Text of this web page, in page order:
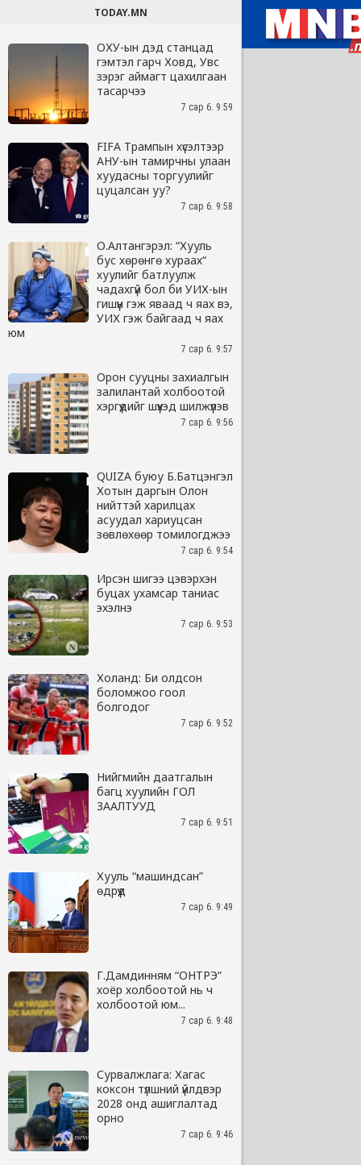
TODAY.MN
ОХУ-ын дэд станцад
гэмтэл гарч Ховд, Увс
зэрэг аймагт цахилгаан
тасарчээ
7 сар 6. 9:59
FIFA Трампын хүсэлтээр
АНУ-ын тамирчны улаан
хуудасны торгуулийг
цуцалсан уу?
7 сар 6. 9:58
О.Алтангэрэл: “Хууль
бус хөрөнгө хураах“
хуулийг батлуулж
чадахгүй бол би УИХ-ын
гишүүн гэж яваад ч яах вэ,
УИХ гэж байгаад ч яах
юм
7 сар 6. 9:57
Орон сууцны захиалгын
залилантай холбоотой
хэргүүдийг шүүхэд шилжүүлэв
7 сар 6. 9:56
QUIZA буюу Б.Батцэнгэл
Хотын даргын Олон
нийттэй харилцах
асуудал хариуцсан
зөвлөхөөр томилогджээ
7 сар 6. 9:54
Ирсэн шигээ цэвэрхэн
буцах ухамсар таниас
эхэлнэ
7 сар 6. 9:53
Холанд: Би олдсон
боломжоо гоол
болгодог
7 сар 6. 9:52
Нийгмийн даатгалын
багц хуулийн ГОЛ
ЗААЛТУУД
7 сар 6. 9:51
Хууль “машиндсан”
өдрүүд
7 сар 6. 9:49
Г.Дамдинням “ОНТРЭ“
хоёр холбоотой нь ч
холбоотой юм...
7 сар 6. 9:48
Сурвалжлага: Хагас
коксон түлшний үйлдвэр
2028 онд ашиглалтад
орно
7 сар 6. 9:46